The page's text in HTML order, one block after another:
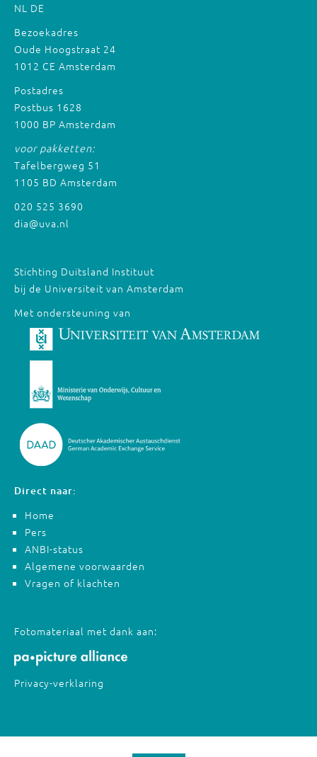
NL DE
Bezoekadres
Oude Hoogstraat 24
1012 CE Amsterdam
Postadres
Postbus 1628
1000 BP Amsterdam
voor pakketten:
Tafelbergweg 51
1105 BD Amsterdam
020 525 3690
dia@uva.nl
Stichting Duitsland Instituut
bij de Universiteit van Amsterdam
Met ondersteuning van
Direct naar:
Home
Pers
ANBI-status
Algemene voorwaarden
Vragen of klachten
Fotomateriaal met dank aan:
Privacy-verklaring